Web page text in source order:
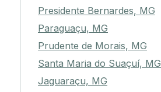
Presidente Bernardes, MG
Paraguaçu, MG
Prudente de Morais, MG
Santa Maria do Suaçuí, MG
Jaguaraçu, MG